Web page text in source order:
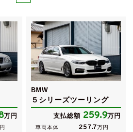
万円
BMW
５シリーズツーリング
支払総額 259.9万円
車両本体 257.7万円